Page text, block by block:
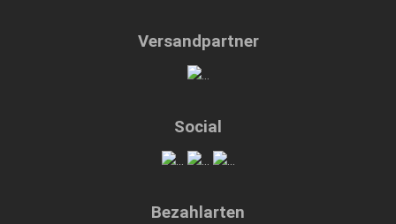
Versandpartner
Social
Bezahlarten